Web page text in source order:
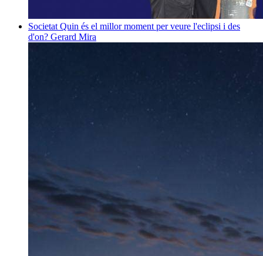
Societat Quin és el millor moment per veure l'eclipsi i des
d'on? Gerard Mira